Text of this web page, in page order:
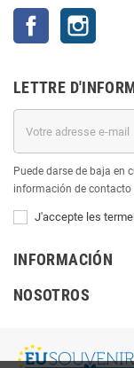
Facebook
LETTRE
Puede darse de baja en
información de contacto
J'accepte les
INFORMACIÓN
NOSOTROS